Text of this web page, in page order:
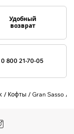
Удобный
возврат
0 800 21-70-05
Кофты Gran Sasso